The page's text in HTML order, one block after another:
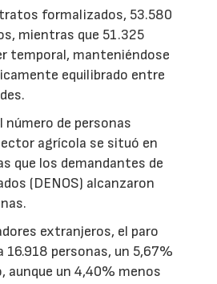
formalizados, 53.580
mientras que 51.325
temporal, manteniéndose
equilibrado entre
número de personas
agrícola se situó en
que los demandantes de
(DENOS) alcanzaron
extranjeros, el paro
personas, un 5,67%
aunque un 4,40% menos